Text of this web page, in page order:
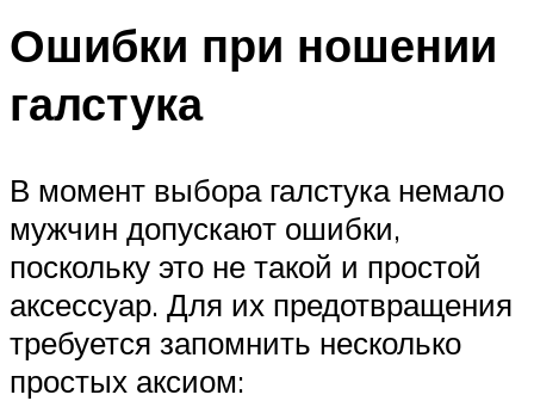
Ошибки при ношении
галстука
В момент выбора галстука немало
мужчин допускают ошибки,
поскольку это не такой и простой
аксессуар. Для их предотвращения
требуется запомнить несколько
простых аксиом: